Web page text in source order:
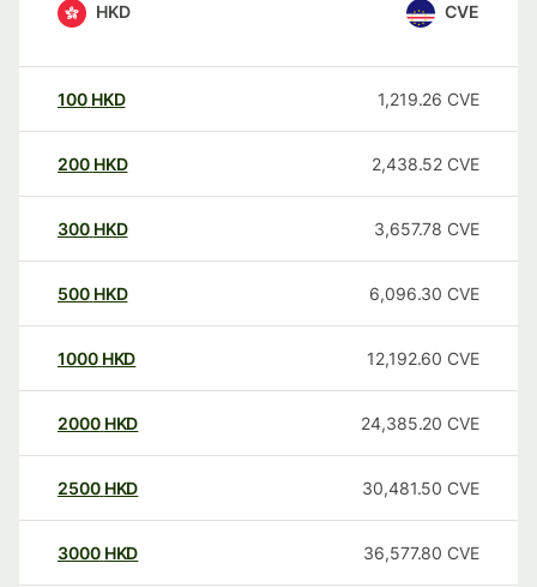
HKD CVE
100 HKD 1,219.26 CVE
200 HKD 2,438.52 CVE
300 HKD 3,657.78 CVE
500 HKD 6,096.30 CVE
1000 HKD 12,192.60 CVE
2000 HKD 24,385.20 CVE
2500 HKD 30,481.50 CVE
3000 HKD 36,577.80 CVE